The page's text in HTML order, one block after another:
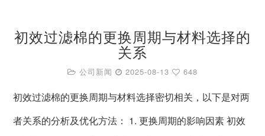
初效过滤棉的更换周期与材料选择的
关系
公司新闻 2025-08-13 648
初效过滤棉的更换周期与材料选择密切相关，以下是对两
者关系的分析及优化方法： 1. 更换周期的影响因素 初效